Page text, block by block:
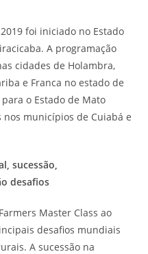
foi iniciado no Estado
A programação
cidades de Holambra,
e Franca no estado de
o Estado de Mato
nos municípios de Cuiabá e
sucessão,
desafios
Master Class ao
desafios mundiais
A sucessão na